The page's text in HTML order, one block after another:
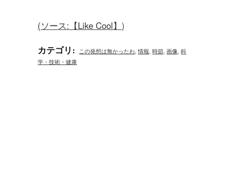
(ソース: 【Like Cool】 )
カテゴリ: この発想は無かったわ, 情報, 時節, 画像, 科
学・技術・健康